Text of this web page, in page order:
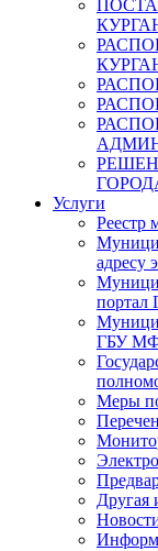
Услуги
Реестр
адресу
портал
ГБУ
Меры
Другая